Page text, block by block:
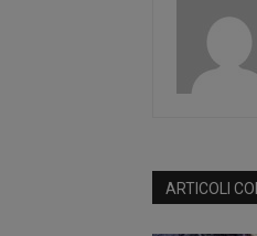
ARTICOLI